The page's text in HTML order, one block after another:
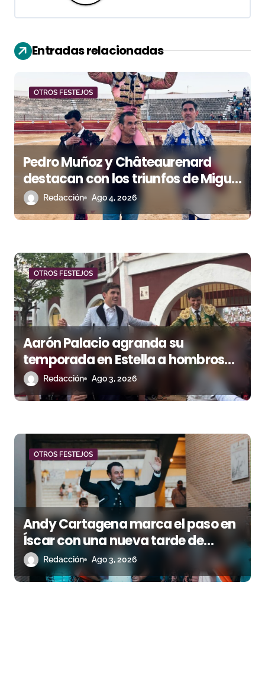
ó
n
e
e
n
t
a
d
a
s
Entradas relacionadas
OTROS FESTEJOS
Pedro Muñoz y Châteaurenard
destacan con los triunfos de Miguel
Andrades e Ismael Martín
Redacción Ago 4, 2026
OTROS FESTEJOS
Aarón Palacio agranda su
temporada en Estella a hombros
junto a Guillermo Hermoso
Redacción Ago 3, 2026
OTROS FESTEJOS
Andy Cartagena marca el paso en
Íscar con una nueva tarde de
triunfoRedacción Ago 3, 2026